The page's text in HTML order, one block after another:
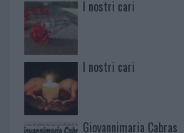
I nostri cari
I nostri cari
Giovannimaria Cabras